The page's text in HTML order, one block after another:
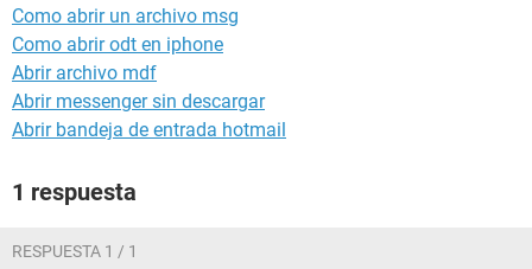
Como abrir un archivo msg
Como abrir odt en iphone
Abrir archivo mdf
Abrir messenger sin descargar
Abrir bandeja de entrada hotmail
1 respuesta
RESPUESTA 1 / 1